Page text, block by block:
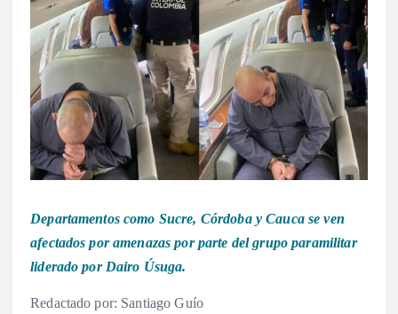
Departamentos como Sucre, Córdoba y Cauca se ven
afectados por amenazas por parte del grupo paramilitar
liderado por Dairo Úsuga.
Redactado por: Santiago Guío